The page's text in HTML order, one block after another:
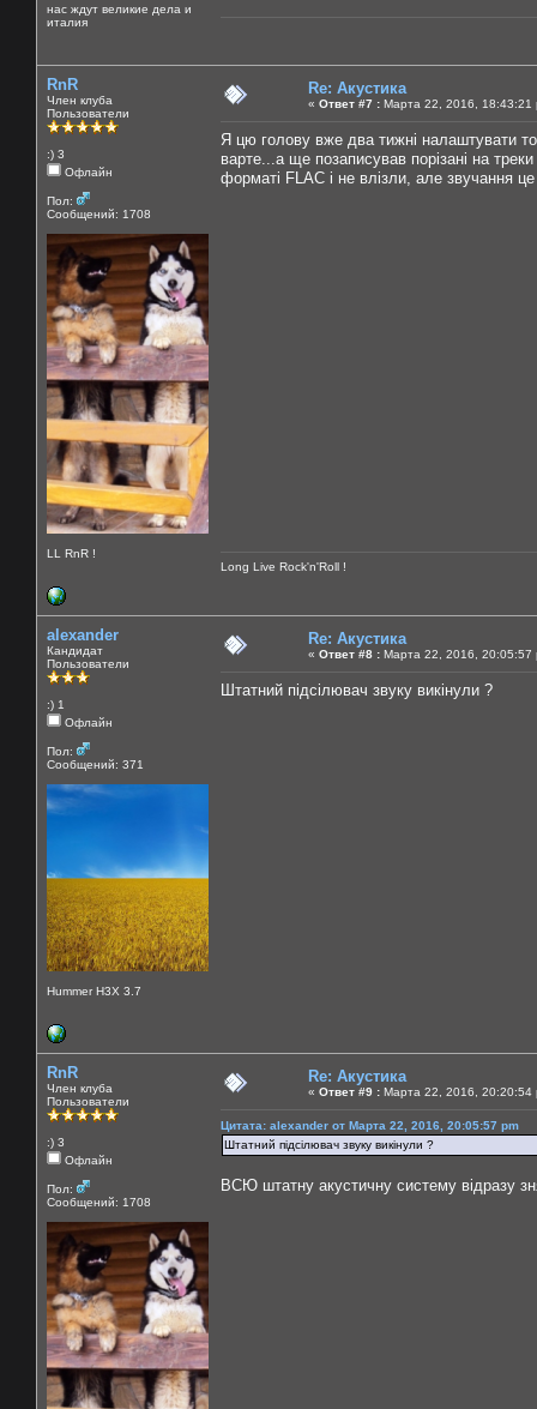
нас ждут великие дела и
италия
RnR
Член клуба
Пользователи
:) 3
Офлайн
Пол:
Сообщений: 1708
LL RnR !
Re: Акустика
« Ответ #7 : Марта 22, 2016, 18:43:21
Я цю голову вже два тижні налаштувати
варте...а ще позаписував порізані на
форматі FLAC і не влізли, але звучання
Long Live Rock'n'Roll !
alexander
Кандидат
Пользователи
:) 1
Офлайн
Пол:
Сообщений: 371
Hummer H3X 3.7
Re: Акустика
« Ответ #8 : Марта 22, 2016, 20:05:57
Штатний пiдciлювач звуку викiнули ?
RnR
Член клуба
Пользователи
:) 3
Офлайн
Пол:
Сообщений: 1708
Re: Акустика
« Ответ #9 : Марта 22, 2016, 20:20:54
Цитата: alexander от Марта 22, 2016, 20:05:57 pm
Штатний пiдciлювач звуку викiнули ?
ВСЮ штатну акустичну систему відразу